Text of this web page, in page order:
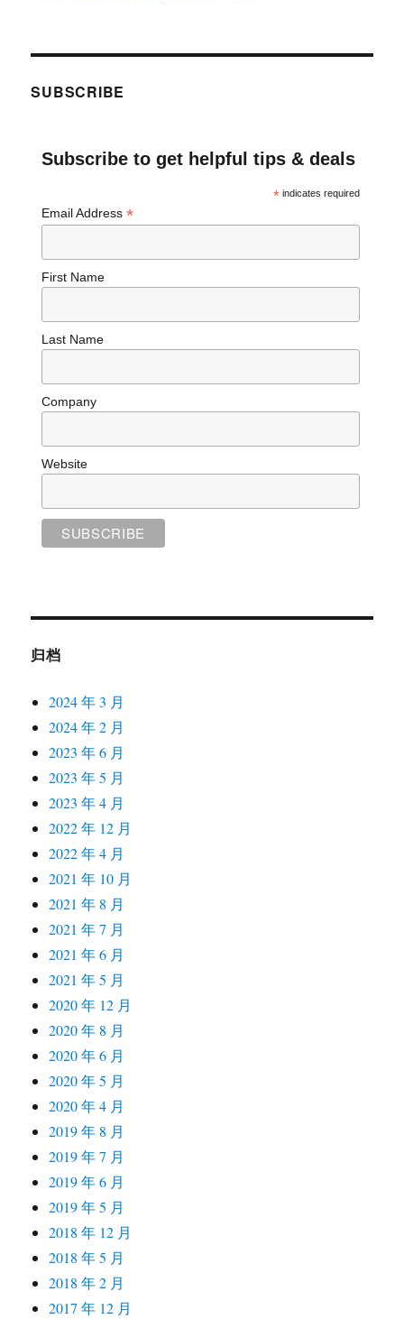
SUBSCRIBE
Subscribe to get helpful tips & deals
*indicates required
Email Address *
First Name
Last Name
Company
Website
归档
2024 年 3 月
2024 年 2 月
2023 年 6 月
2023 年 5 月
2023 年 4 月
2022 年 12 月
2022 年 4 月
2021 年 10 月
2021 年 8 月
2021 年 7 月
2021 年 6 月
2021 年 5 月
2020 年 12 月
2020 年 8 月
2020 年 6 月
2020 年 5 月
2020 年 4 月
2019 年 8 月
2019 年 7 月
2019 年 6 月
2019 年 5 月
2018 年 12 月
2018 年 5 月
2018 年 2 月
2017 年 12 月